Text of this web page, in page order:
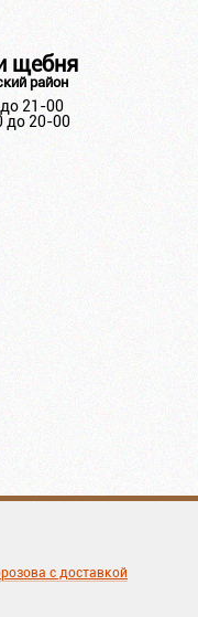
щебня
район
21-00
до 20-00
с доставкой